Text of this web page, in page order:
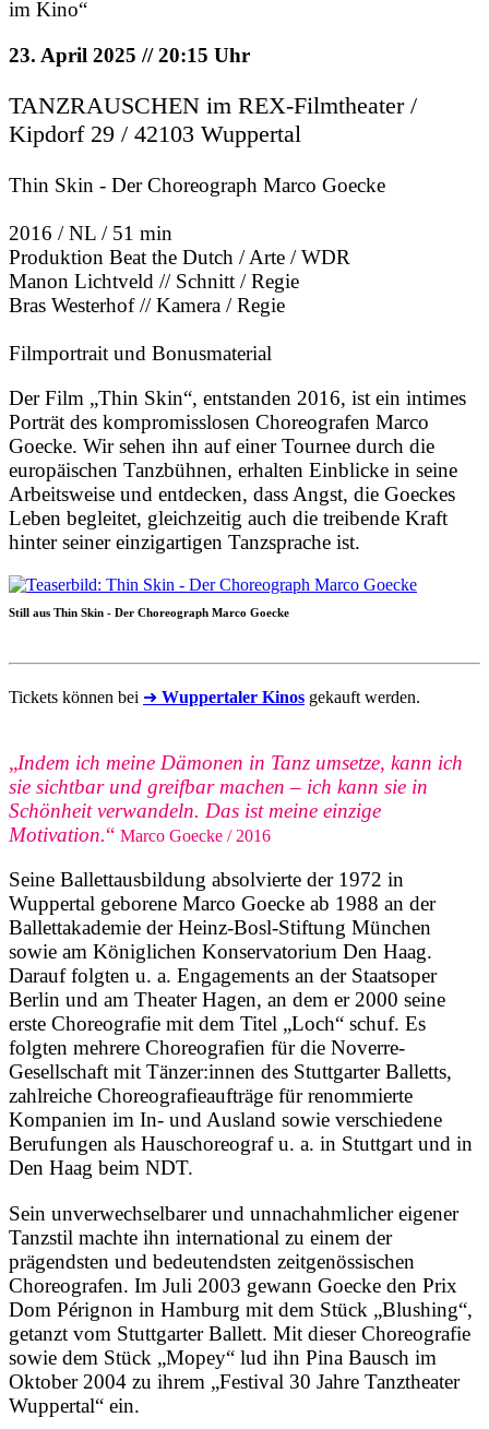
im Kino“
23. April 2025 // 20:15 Uhr
TANZRAUSCHEN im REX-Filmtheater /
Kipdorf 29 / 42103 Wuppertal
Thin Skin - Der Choreograph Marco Goecke
2016 / NL / 51 min
Produktion Beat the Dutch / Arte / WDR
Manon Lichtveld // Schnitt / Regie
Bras Westerhof // Kamera / Regie
Filmportrait und Bonusmaterial
Der Film „Thin Skin“, entstanden 2016, ist ein intimes
Porträt des kompromisslosen Choreografen Marco
Goecke. Wir sehen ihn auf einer Tournee durch die
europäischen Tanzbühnen, erhalten Einblicke in seine
Arbeitsweise und entdecken, dass Angst, die Goeckes
Leben begleitet, gleichzeitig auch die treibende Kraft
hinter seiner einzigartigen Tanzsprache ist.
Still aus Thin Skin - Der Choreograph Marco Goecke
Tickets können bei ➜ Wuppertaler Kinos gekauft werden.
„Indem ich meine Dämonen in Tanz umsetze, kann ich
sie sichtbar und greifbar machen – ich kann sie in
Schönheit verwandeln. Das ist meine einzige
Motivation.“ Marco Goecke / 2016
Seine Ballettausbildung absolvierte der 1972 in
Wuppertal geborene Marco Goecke ab 1988 an der
Ballettakademie der Heinz-Bosl-Stiftung München
sowie am Königlichen Konservatorium Den Haag.
Darauf folgten u. a. Engagements an der Staatsoper
Berlin und am Theater Hagen, an dem er 2000 seine
erste Choreografie mit dem Titel „Loch“ schuf. Es
folgten mehrere Choreografien für die Noverre-
Gesellschaft mit Tänzer:innen des Stuttgarter Balletts,
zahlreiche Choreografieaufträge für renommierte
Kompanien im In- und Ausland sowie verschiedene
Berufungen als Hauschoreograf u. a. in Stuttgart und in
Den Haag beim NDT.
Sein unverwechselbarer und unnachahmlicher eigener
Tanzstil machte ihn international zu einem der
prägendsten und bedeutendsten zeitgenössischen
Choreografen. Im Juli 2003 gewann Goecke den Prix
Dom Pérignon in Hamburg mit dem Stück „Blushing“,
getanzt vom Stuttgarter Ballett. Mit dieser Choreografie
sowie dem Stück „Mopey“ lud ihn Pina Bausch im
Oktober 2004 zu ihrem „Festival 30 Jahre Tanztheater
Wuppertal“ ein.